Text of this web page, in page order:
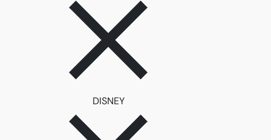
DISNEYลบตัวกรอง DISNEY